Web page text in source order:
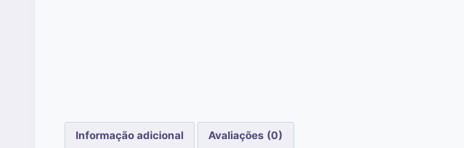
Informação adicional Avaliações (0)